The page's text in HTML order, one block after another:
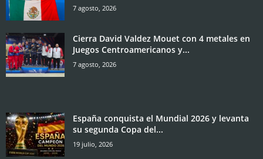
7 agosto, 2026
Cierra David Valdez Mouet con 4 metales en
Juegos Centroamericanos y...
7 agosto, 2026
España conquista el Mundial 2026 y levanta
su segunda Copa del...
19 julio, 2026